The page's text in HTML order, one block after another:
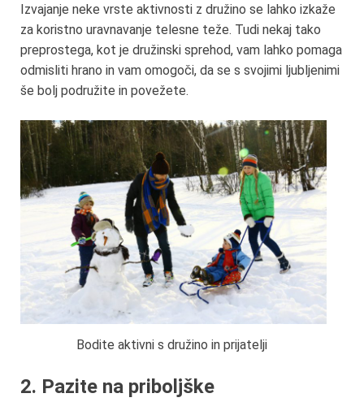
Izvajanje neke vrste aktivnosti z družino se lahko izkaže
za koristno uravnavanje telesne teže. Tudi nekaj tako
preprostega, kot je družinski sprehod, vam lahko pomaga
odmisliti hrano in vam omogoči, da se s svojimi ljubljenimi
še bolj podružite in povežete.
Bodite aktivni s družino in prijatelji
2. Pazite na priboljške